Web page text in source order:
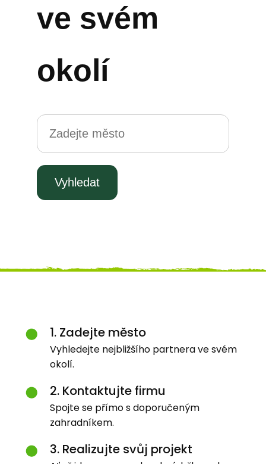
ve svém
okolí
Vyhledat
1. Zadejte město
Vyhledejte nejbližšího partnera ve svém
okolí.
2. Kontaktujte firmu
Spojte se přímo s doporučeným
zahradníkem.
3. Realizujte svůj projekt